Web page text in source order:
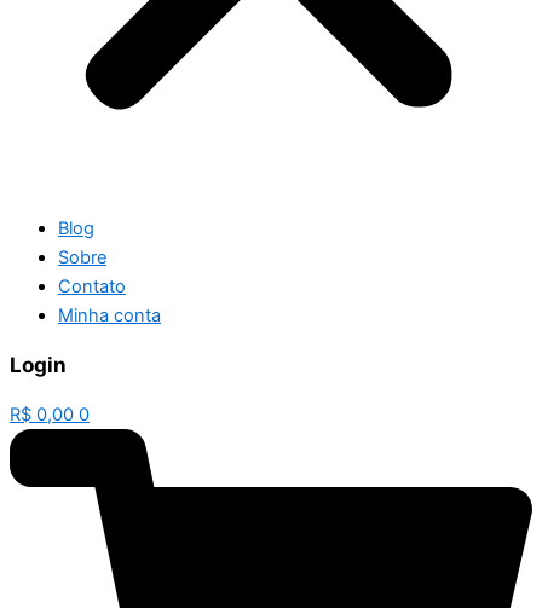
Blog
Sobre
Contato
Minha conta
Login
R$ 0,00 0